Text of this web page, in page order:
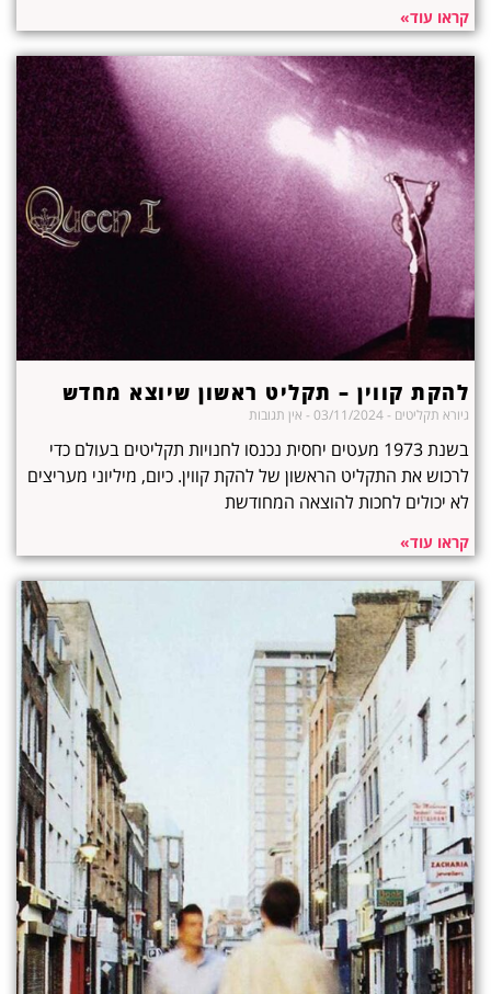
קראו עוד»
להקת קווין – תקליט ראשון שיוצא מחדש
גיורא תקליטים אין תגובות
בשנת 1973 מעטים יחסית נכנסו לחנויות תקליטים בעולם כדי
לרכוש את התקליט הראשון של להקת קווין. כיום, מיליוני מעריצים
לא יכולים לחכות להוצאה המחודשת
קראו עוד»